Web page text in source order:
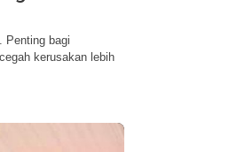
Penting bagi
kerusakan lebih